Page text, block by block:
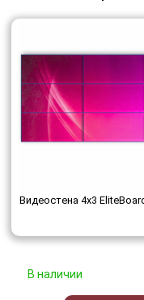
Видеостена 4x3
В наличии